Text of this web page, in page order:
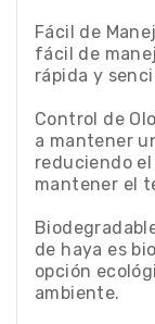
Fácil de
fácil de
rápida y
Control de
a mantener
reduciendo
mantener el
de haya es
opción
ambiente.